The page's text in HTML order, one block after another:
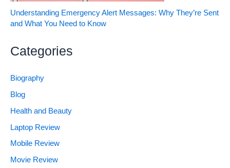
Understanding Emergency Alert Messages: Why They’re Sent
and What You Need to Know
Categories
Biography
Blog
Health and Beauty
Laptop Review
Mobile Review
Movie Review